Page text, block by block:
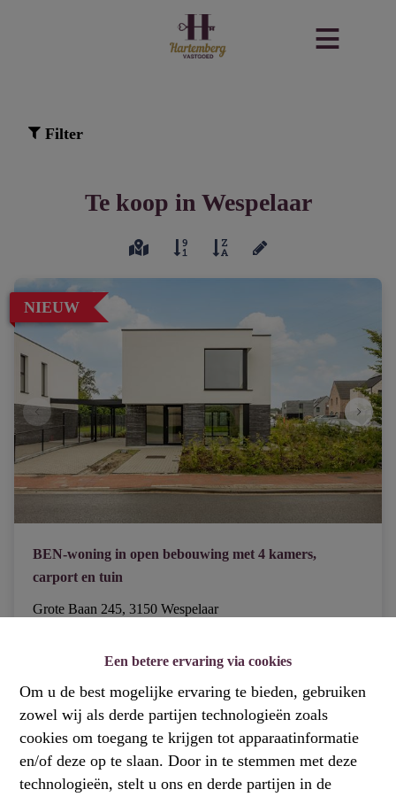
Een betere ervaring via cookies
Om u de best mogelijke ervaring te bieden, gebruiken
zowel wij als derde partijen technologieën zoals
cookies om toegang te krijgen tot apparaatinformatie
en/of deze op te slaan. Door in te stemmen met deze
technologieën, stelt u ons en derde partijen in de
Filter
Te koop in Wespelaar
NIEUW
BEN-woning in open bebouwing met 4 kamers,
carport en tuin
Grote Baan 245, 3150 Wespelaar
4 1 146 m²
NIEUW